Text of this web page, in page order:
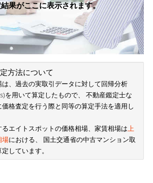
果がここに表示されます。
方法について
、過去の実取引データに対して回帰分析
を用いて算定したもので、 不動産鑑定士な
格査定を行う際と同等の算定手法を適用し
エイトスポットの価格相場、家賃相場は上
場における、 国土交通省の中古マンション取
しています。